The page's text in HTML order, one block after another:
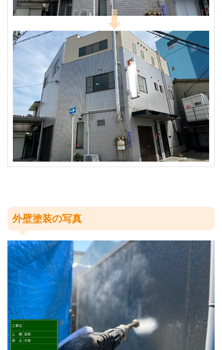
外壁塗装の写真